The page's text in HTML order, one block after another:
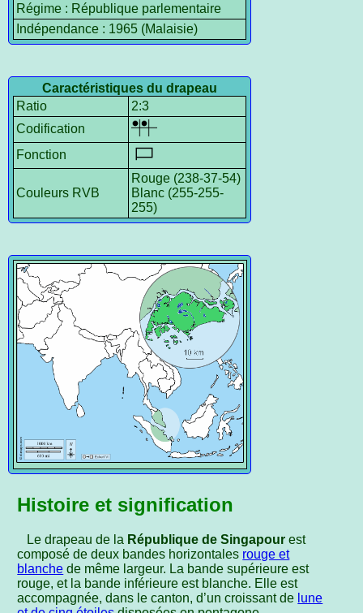
Régime : République parlementaire
Indépendance : 1965 (Malaisie)
Caractéristiques du drapeau
Ratio
2:3
Codification
Fonction
Couleurs RVB
Rouge (238-37-54)
Blanc (255-255-
255)
Histoire et signification
Le drapeau de la République de Singapourest
composé de deux bandes horizontales rouge et
blanche de même largeur. La bande supérieure est
rouge, et la bande inférieure est blanche. Elle est
accompagnée, dans le canton, d’un croissant de lune